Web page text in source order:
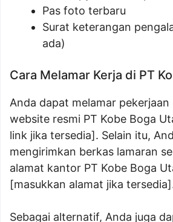
Pas foto terbaru
Surat keterangan
ada)
Cara Melamar Kerja di PT
Anda dapat melamar pekerjaan
website resmi PT Kobe Boga
link jika tersedia]. Selain itu,
mengirimkan berkas lamaran
alamat kantor PT Kobe Boga
[masukkan alamat jika
Sebagai alternatif, Anda juga